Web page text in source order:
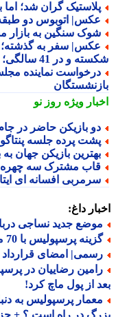
گران شد؛ اما
اتوبوس دو طبقه
سنگین به بازار
سفر به گذشته؛
و در 41 سالگی؛ سال 94
نماینده مجلس
ویژهروز نو
بازیکن حاضر در جام
پرده جلسه پنتاگون
بازیکن جهان به
مشترک سه چهره
افسانه ای
داغ:
جدید نساجی
پرسپولیس با 70 میلیارد تومان به فروش رسید
امضای قرارداد
رضاییان در
از پول ماچ کرد!
پرسپولیس به